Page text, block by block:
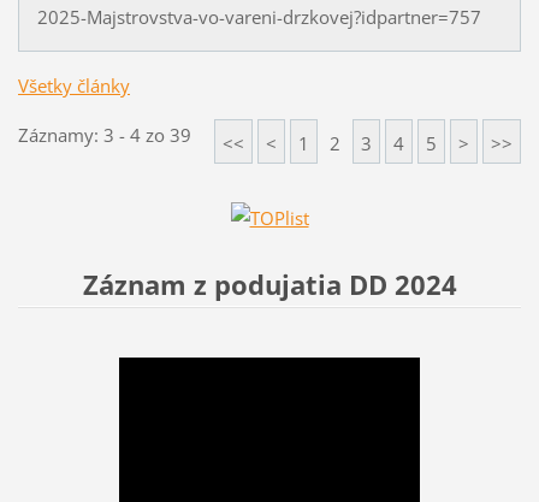
2025-Majstrovstva-vo-vareni-drzkovej?idpartner=757
Všetky články
Záznamy: 3 - 4 zo 39 << < 1 2 3 4 5 > >>
Záznam z podujatia DD 2024